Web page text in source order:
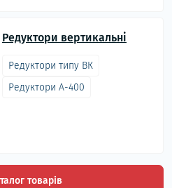
Редуктори вертикальні
Редуктори типу ВК
Редуктори А-400
товарів